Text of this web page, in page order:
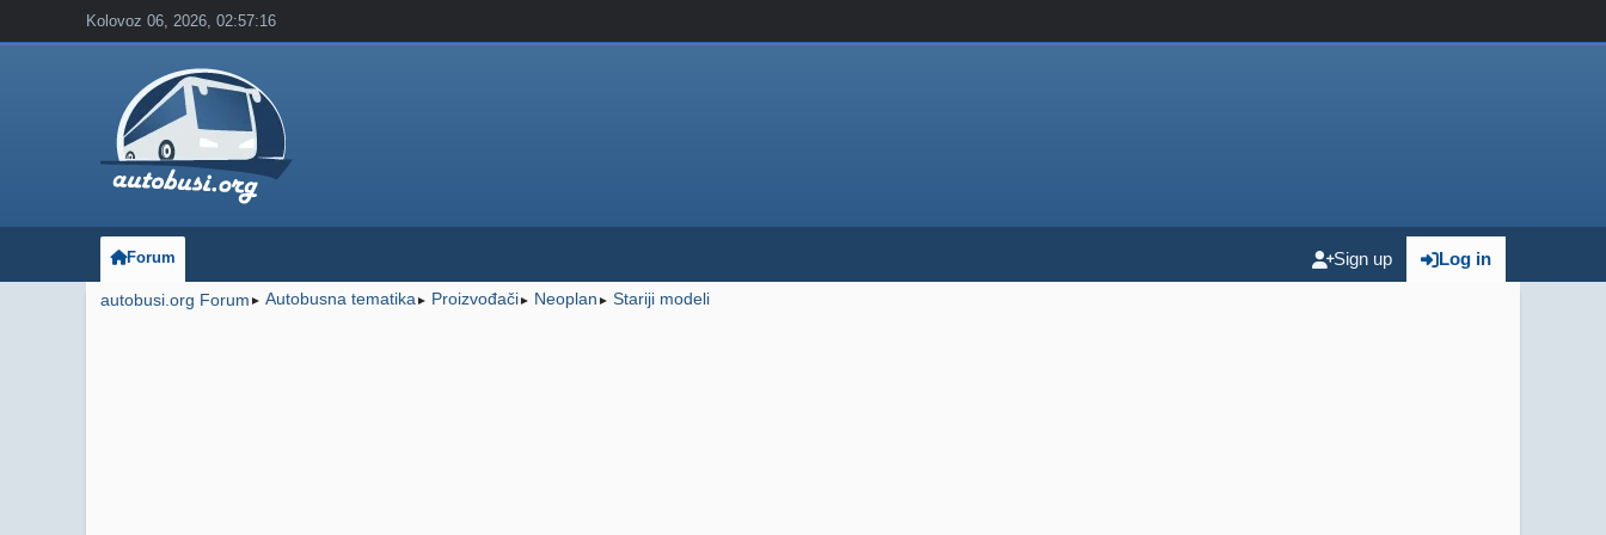
Kolovoz 06, 2026, 02:57:16
Log in
Sign up
Forum
autobusi.org Forum ► Autobusna tematika ► Proizvođači► Neoplan ► Stariji modeli